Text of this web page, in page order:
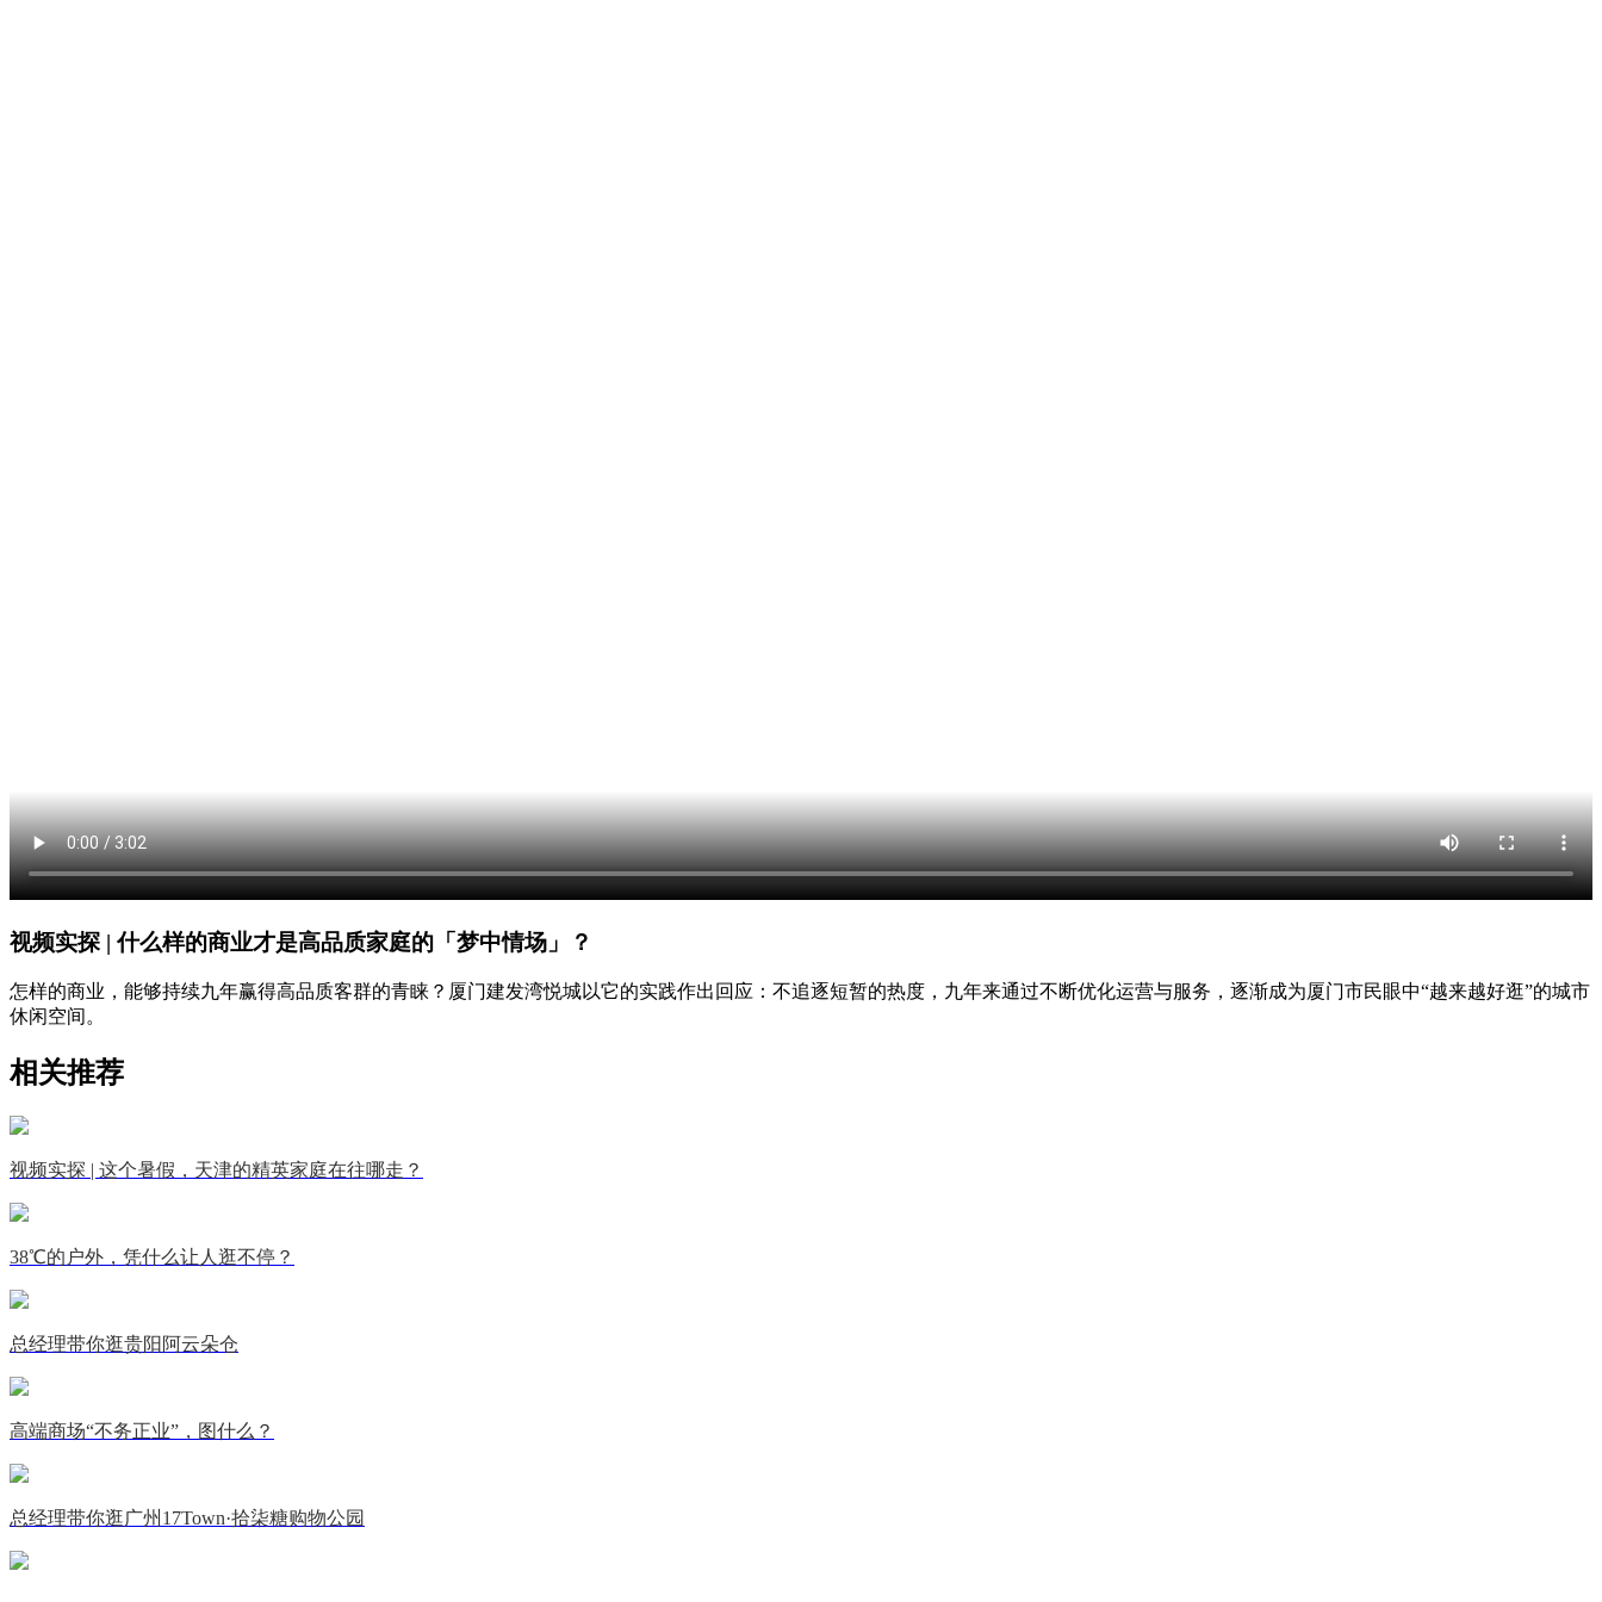
视频实探 | 什么样的商业才是高品质家庭的「梦中情场」？
怎样的商业，能够持续九年赢得高品质客群的青睐？厦门建发湾悦城以它的实践作出回应：不追逐短暂的热度，九年来通过不断优化运营与服务，逐渐成为厦门市民眼中“越来越好逛”的城市
休闲空间。
相关推荐
视频实探 | 这个暑假，天津的精英家庭在往哪走？
38℃的户外，凭什么让人逛不停？
总经理带你逛贵阳阿云朵仓
高端商场“不务正业”，图什么？
总经理带你逛广州17Town·拾柒糖购物公园